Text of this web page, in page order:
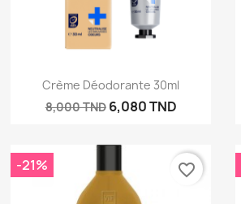
Aperçu rapide
Crème Déodorante 30ml
8,000 TND 6,080 TND
-21% favorite_border